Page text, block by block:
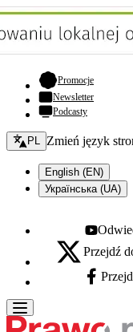
Promocje- otwiera
Newsletter
Podcasty
Zmień język - bieżący:
PL Zmień język
English (EN)
Українська (UA)
Youtube -
X - otwiera się w
Przejdź
Facebook -